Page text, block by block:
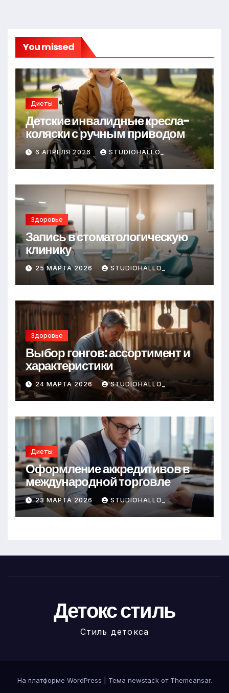
You missed
Диеты
Детские инвалидные кресла-
коляски с ручным приводом
6 АПРЕЛЯ 2026 STUDIOHALLO_
Здоровье
Запись в стоматологическую
клинику
25 МАРТА 2026 STUDIOHALLO_
Здоровье
Выбор гонгов: ассортимент и
характеристики
24 МАРТА 2026 STUDIOHALLO_
Диеты
Оформление аккредитивов в
международной торговле
23 МАРТА 2026 STUDIOHALLO_
Детокс стиль
Стиль детокса
На платформе WordPress Тема newstack от Themeansar.